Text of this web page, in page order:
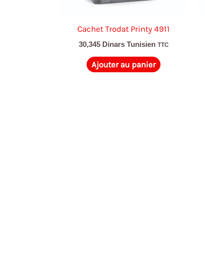
Cachet Trodat Printy 4911
30,345 Dinars Tunisien TTC
Ajouter au panier